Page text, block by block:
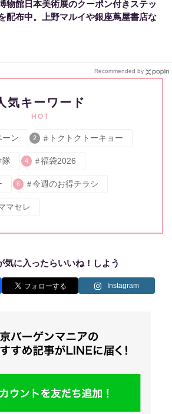
物館日本美術展のクーポン付きステッ
配布中。上野マルイや銀座蔦屋書店な
Recommended by
気キーワード
HOT
ーン 2 トクトクトーキョー
隊 4 福袋2026
6 今週のお得チラシ
マセレ
気に入ったらいいね！しよう
Instagram